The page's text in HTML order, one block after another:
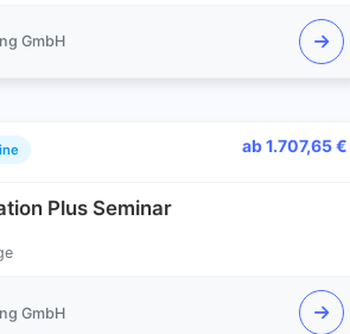
GmbH
ab 1.707,65 €
Plus Seminar
GmbH